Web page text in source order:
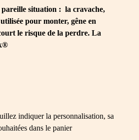
situation : la cravache,
pour monter, gêne en
le risque de la perdre. La
indiquer la personnalisation, sa
dans le panier